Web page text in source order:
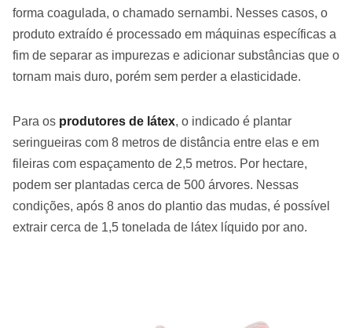
forma coagulada, o chamado sernambi. Nesses casos, o
produto extraído é processado em máquinas específicas a
fim de separar as impurezas e adicionar substâncias que o
tornam mais duro, porém sem perder a elasticidade.
Para os produtores de látex, o indicado é plantar
seringueiras com 8 metros de distância entre elas e em
fileiras com espaçamento de 2,5 metros. Por hectare,
podem ser plantadas cerca de 500 árvores. Nessas
condições, após 8 anos do plantio das mudas, é possível
extrair cerca de 1,5 tonelada de látex líquido por ano.